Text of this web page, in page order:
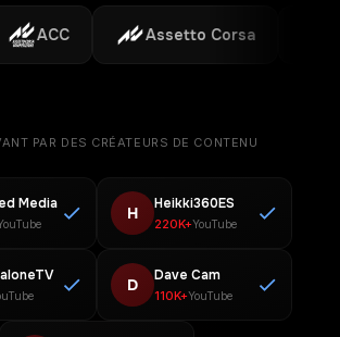
ACC Assetto Corsa
PAR DES CRÉATEURS DE CONTENU
Media H Heikki360ES
220K+YouTube
D Dave Cam
110K+YouTube